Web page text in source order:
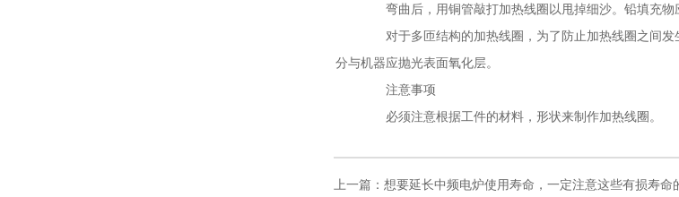
弯曲后，用铜管敲打加热线圈以甩掉细沙。铅填充物
对于多匝结构的加热线圈，为了防止加热线圈之间发
分与机器应抛光表面氧化层。
注意事项
必须注意根据工件的材料，形状来制作加热线圈。
上一篇：想要延长中频电炉使用寿命，一定注意这些有损寿命